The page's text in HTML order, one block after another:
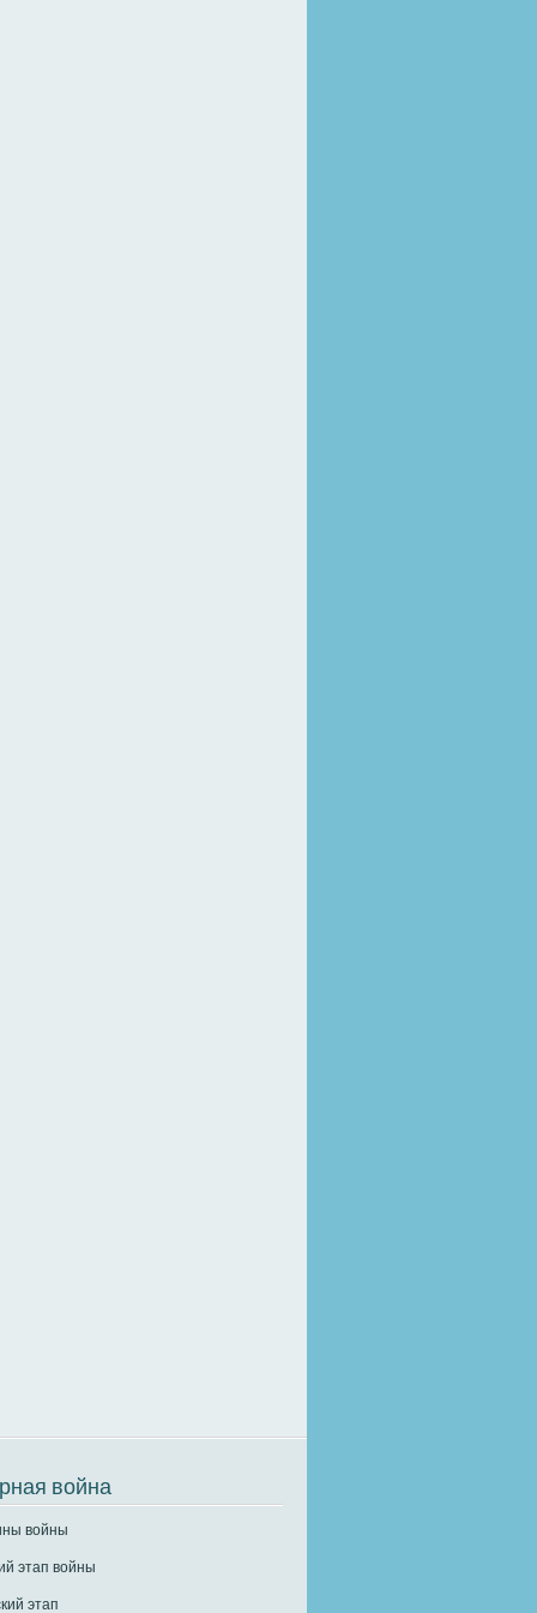
война
войны
этап войны
этап